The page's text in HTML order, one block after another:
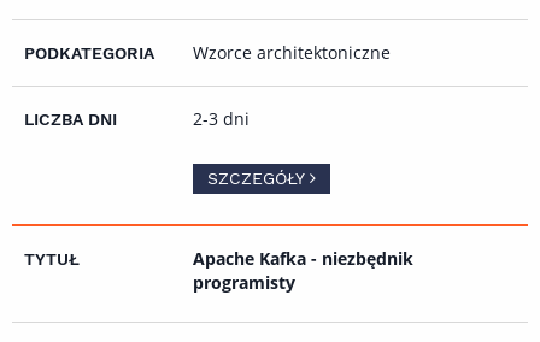
Wzorce architektoniczne
2-3 dni
SZCZEGÓŁY
Apache Kafka - niezbędnik
programisty